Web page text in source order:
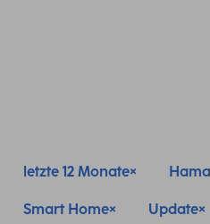
letzte 12 Monate
Smart Home Update